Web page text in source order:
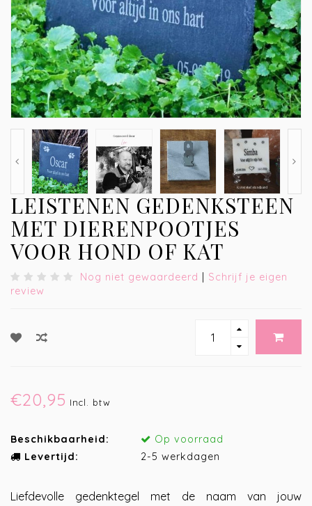
LEISTENEN GEDENKSTEEN
MET DIERENPOOTJES
VOOR HOND OF KAT
Nog niet gewaardeerd | Schrijf je eigen
review
€20,95 Incl. btw
Beschikbaarheid:
Op voorraad
Levertijd:
2-5 werkdagen
Liefdevolle gedenktegel met de naam van jouw